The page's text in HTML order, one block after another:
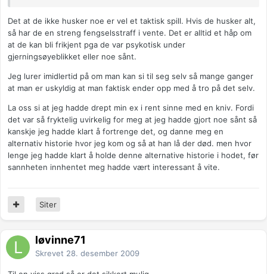
Det at de ikke husker noe er vel et taktisk spill. Hvis de husker alt,
så har de en streng fengselsstraff i vente. Det er alltid et håp om
at de kan bli frikjent pga de var psykotisk under
gjerningsøyeblikket eller noe sånt.
Jeg lurer imidlertid på om man kan si til seg selv så mange ganger
at man er uskyldig at man faktisk ender opp med å tro på det selv.
La oss si at jeg hadde drept min ex i rent sinne med en kniv. Fordi
det var så fryktelig uvirkelig for meg at jeg hadde gjort noe sånt så
kanskje jeg hadde klart å fortrenge det, og danne meg en
alternativ historie hvor jeg kom og så at han lå der død. men hvor
lenge jeg hadde klart å holde denne alternative historie i hodet, før
sannheten innhentet meg hadde vært interessant å vite.
Siter
løvinne71
Skrevet 28. desember 2009